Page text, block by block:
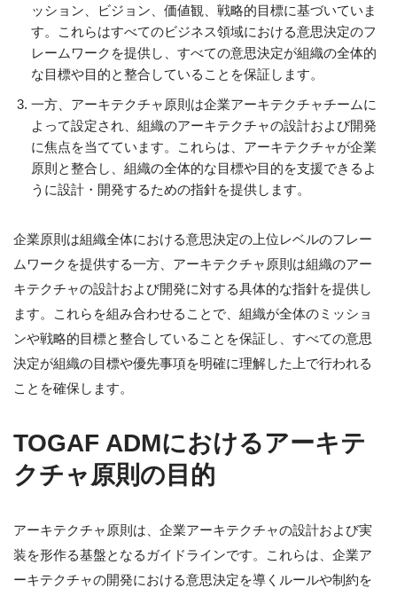
ッション、ビジョン、価値観、戦略的目標に基づいていま
す。これらはすべてのビジネス領域における意思決定のフ
レームワークを提供し、すべての意思決定が組織の全体的
な目標や目的と整合していることを保証します。
一方、アーキテクチャ原則は企業アーキテクチャチームに
よって設定され、組織のアーキテクチャの設計および開発
に焦点を当てています。これらは、アーキテクチャが企業
原則と整合し、組織の全体的な目標や目的を支援できるよ
うに設計・開発するための指針を提供します。
企業原則は組織全体における意思決定の上位レベルのフレー
ムワークを提供する一方、アーキテクチャ原則は組織のアー
キテクチャの設計および開発に対する具体的な指針を提供し
ます。これらを組み合わせることで、組織が全体のミッショ
ンや戦略的目標と整合していることを保証し、すべての意思
決定が組織の目標や優先事項を明確に理解した上で行われる
ことを確保します。
TOGAF ADMにおけるアーキテ
クチャ原則の目的
アーキテクチャ原則は、企業アーキテクチャの設計および実
装を形作る基盤となるガイドラインです。これらは、企業ア
ーキテクチャの開発における意思決定を導くルールや制約を